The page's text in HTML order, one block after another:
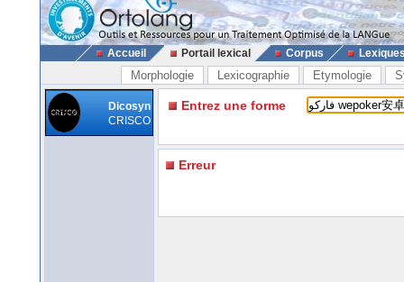
Accueil Portail lexical Corpus
Morphologie Lexicographie Etymologie
Dicosyn
CRISCO
Entrez une forme
Erreur